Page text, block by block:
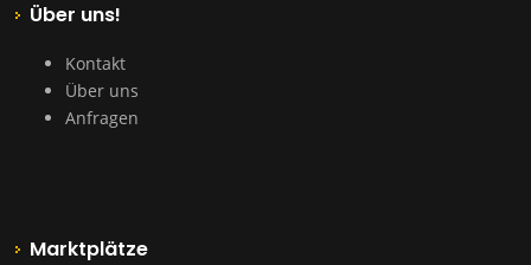
Über uns!
Kontakt
Über uns
Anfragen
Marktplätze